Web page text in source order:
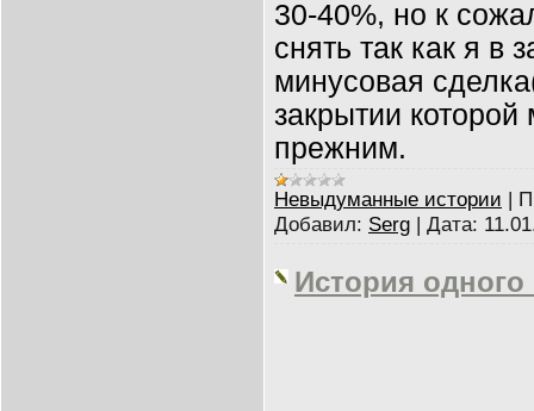
30-40%, но к
снять так как я в
минусовая
закрытии
прежним.
Невыдуманные истории |
Добавил: Serg | Дата:
История